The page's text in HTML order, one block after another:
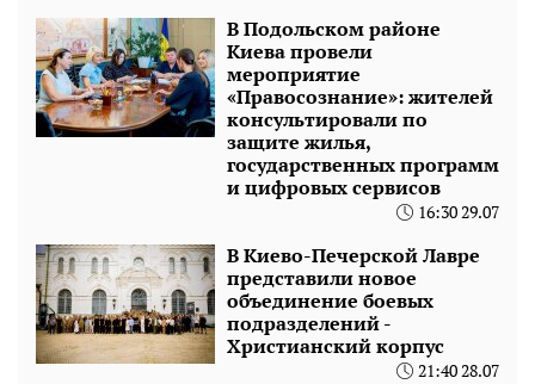
В Подольском районе
Киева провели
мероприятие
«Правосознание»: жителей
консультировали по
защите жилья,
государственных программ
и цифровых сервисов
16:30 29.07
В Киево-Печерской Лавре
представили новое
объединение боевых
подразделений -
Христианский корпус
21:40 28.07